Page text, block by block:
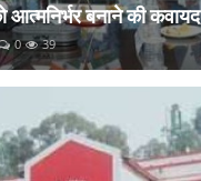
आत्मनिर्भर बनाने की कवायद
0 39